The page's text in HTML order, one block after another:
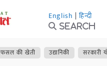
English | हिन्दी
Search
फसल की खेती उद्यानिकी सरकारी